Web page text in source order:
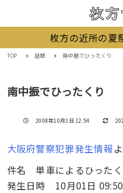
枚方の近所の夏
TOP 話題 南中振でひったくり
南中振でひったくり
投稿日
2008年10月1日 12:54 更
大阪府警察犯罪発生情報
件名 単車によるひった
発生日時 10月01日 09:50